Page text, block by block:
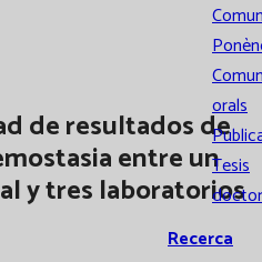
orals
Tesis
Recerca
de resultados de
entre un
y tres laboratorios